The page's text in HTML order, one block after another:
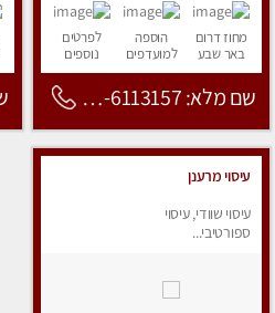
מחוז דרום
באר שבע
הוספה
למועדפים
לפרטים
נוספים
שם מלא: 053-6113157
עיסוי מרענן
עיסוי שוודי, עיסוי
ספורטיבי...